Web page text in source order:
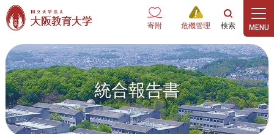
本文へ
寄附 危機管理
統合報告書